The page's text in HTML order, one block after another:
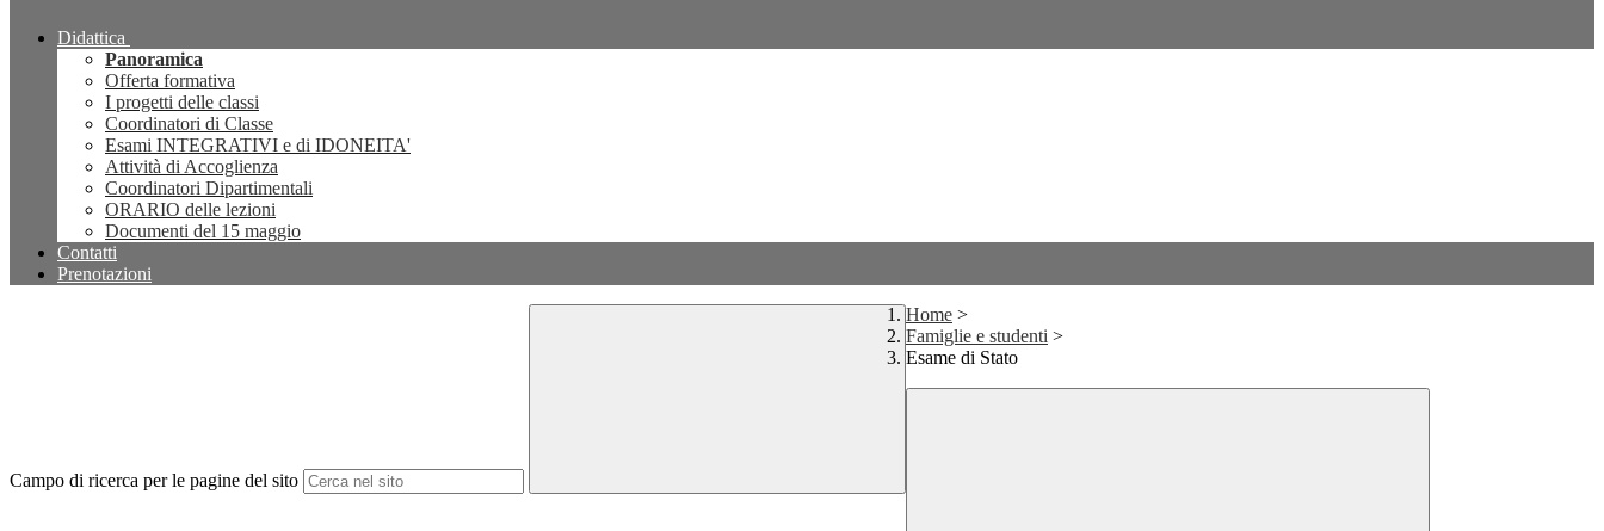
Didattica
Panoramica
Offerta formativa
I progetti delle classi
Coordinatori di Classe
Esami INTEGRATIVI e di IDONEITA'
Attività di Accoglienza
Coordinatori Dipartimentali
ORARIO delle lezioni
Documenti del 15 maggio
Contatti
Prenotazioni
Campo di ricerca per le pagine del sito
Home >
Famiglie e studenti >
Esame di Stato